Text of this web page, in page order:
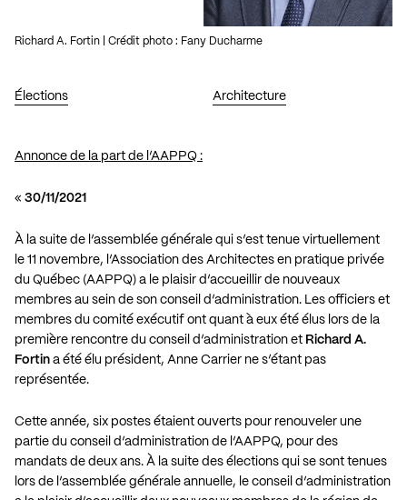
Élections Architecture
Richard A. Fortin | Crédit photo : Fany Ducharme
Annonce de la part de l’AAPPQ :
« 30/11/2021
À la suite de l’assemblée générale qui s’est tenue virtuellement
le 11 novembre, l’Association des Architectes en pratique privée
du Québec (AAPPQ) a le plaisir d’accueillir de nouveaux
membres au sein de son conseil d’administration. Les officiers et
membres du comité exécutif ont quant à eux été élus lors de la
première rencontre du conseil d’administration et Richard A.
Fortin a été élu président, Anne Carrier ne s’étant pas
représentée.
Cette année, six postes étaient ouverts pour renouveler une
partie du conseil d’administration de l’AAPPQ, pour des
mandats de deux ans. À la suite des élections qui se sont tenues
lors de l’assemblée générale annuelle, le conseil d’administration